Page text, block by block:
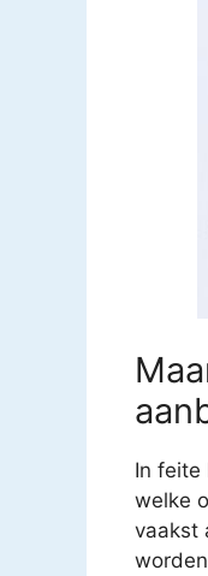
In feite
welke
vaakst